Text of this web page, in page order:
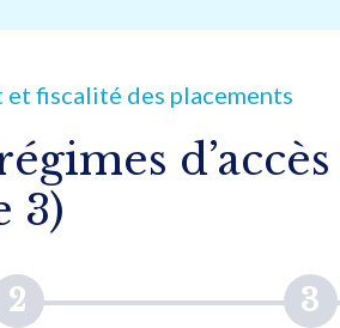
fiscalité des placements
3)